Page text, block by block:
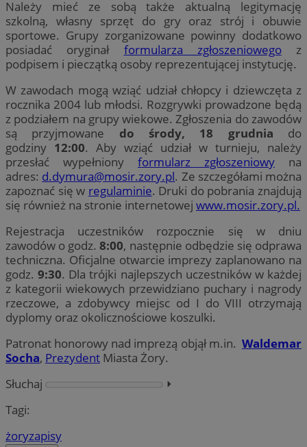
Należy mieć ze sobą także aktualną legitymację
szkolną, własny sprzęt do gry oraz strój i obuwie
sportowe. Grupy zorganizowane powinny dodatkowo
posiadać oryginał formularza zgłoszeniowegoz
podpisem i pieczątką osoby reprezentującej instytucję.
W zawodach mogą wziąć udział chłopcy i dziewczęta z
rocznika 2004 lub młodsi. Rozgrywki prowadzone będą
z podziałem na grupy wiekowe. Zgłoszenia do zawodów
są przyjmowane do środy, 18 grudnia do
godziny 12:00. Aby wziąć udział w turnieju, należy
przesłać wypełniony formularz zgłoszeniowy na
adres: d.dymura@mosir.zory.pl. Ze szczegółami można
zapoznać się w regulaminie. Druki do pobrania znajdują
się również na stronie internetowej www.mosir.zory.pl.
Rejestracja uczestników rozpocznie się w dniu
zawodów o godz.8:00, następnie odbędzie się odprawa
techniczna. Oficjalne otwarcie imprezy zaplanowano na
godz.9:30. Dla trójki najlepszych uczestników w każdej
z kategorii wiekowych przewidziano puchary i nagrody
rzeczowe, a zdobywcy miejsc od I do VIII otrzymają
dyplomy oraz okolicznościowe koszulki.
Patronat honorowy nad imprezą objął m.in. Waldemar
Socha, Prezydent Miasta Żory.
Słuchaj
⏵︎
Tagi:
żoryzapisy